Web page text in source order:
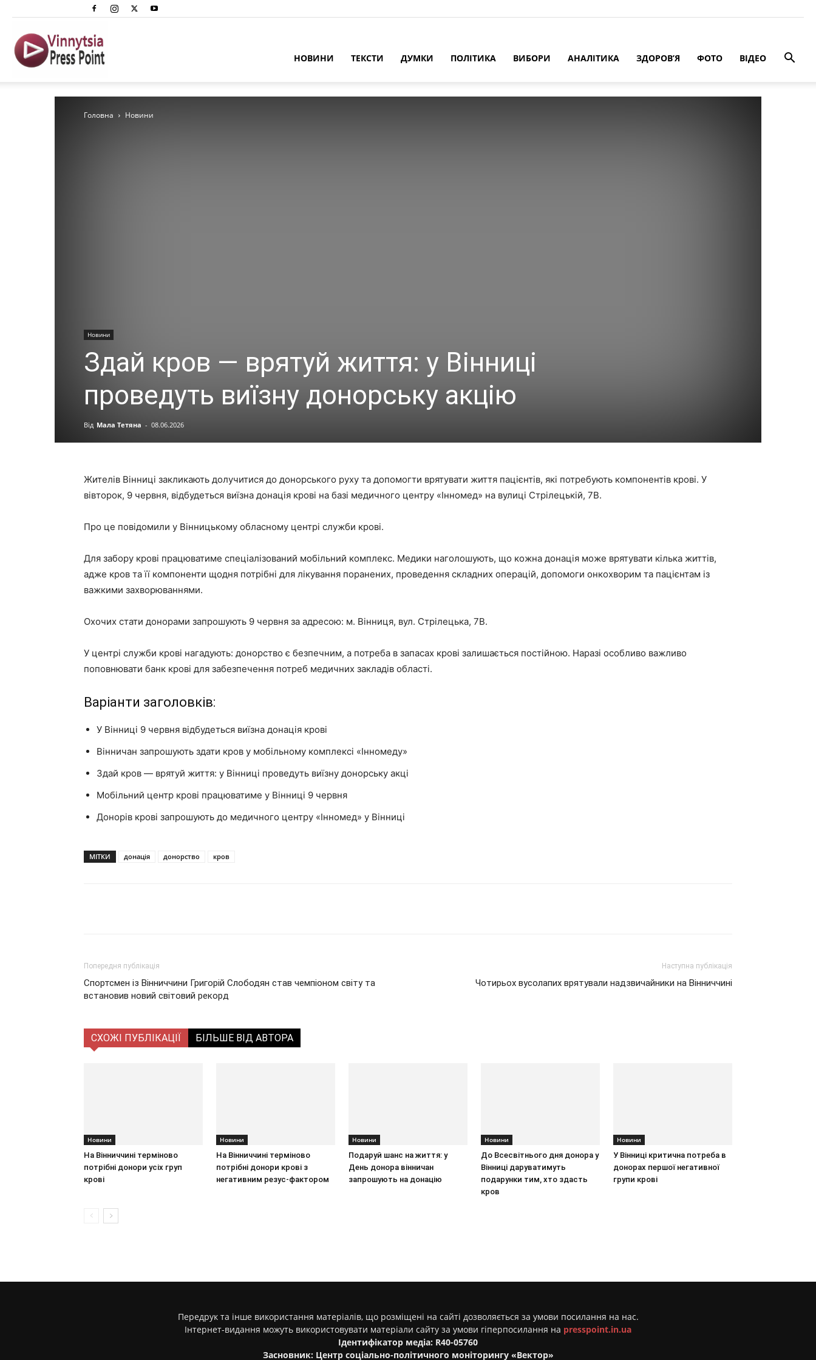
Преспоінт
НОВИНИ ТЕКСТИ ДУМКИ ПОЛІТИКА ВИБОРИ АНАЛІТИКА ЗДОРОВ’Я ФОТО ВІДЕО
Головна Новини
Новини
Здай кров — врятуй життя: у Вінниці
проведуть виїзну донорську акцію
Від Мала Тетяна - 08.06.2026
Жителів Вінниці закликають долучитися до донорського руху та допомогти врятувати життя пацієнтів, які потребують компонентів крові. У
вівторок, 9 червня, відбудеться виїзна донація крові на базі медичного центру «Інномед» на вулиці Стрілецькій, 7В.
Про це повідомили у Вінницькому обласному центрі служби крові.
Для забору крові працюватиме спеціалізований мобільний комплекс. Медики наголошують, що кожна донація може врятувати кілька життів,
адже кров та її компоненти щодня потрібні для лікування поранених, проведення складних операцій, допомоги онкохворим та пацієнтам із
важкими захворюваннями.
Охочих стати донорами запрошують 9 червня за адресою: м. Вінниця, вул. Стрілецька, 7В.
У центрі служби крові нагадують: донорство є безпечним, а потреба в запасах крові залишається постійною. Наразі особливо важливо
поповнювати банк крові для забезпечення потреб медичних закладів області.
Варіанти заголовків:
У Вінниці 9 червня відбудеться виїзна донація крові
Вінничан запрошують здати кров у мобільному комплексі «Інномеду»
Здай кров — врятуй життя: у Вінниці проведуть виїзну донорську акці
Мобільний центр крові працюватиме у Вінниці 9 червня
Донорів крові запрошують до медичного центру «Інномед» у Вінниці
МІТКИ донація донорство кров
Попередня публікація
Спортсмен із Вінниччини Григорій Слободян став чемпіоном світу та
встановив новий світовий рекорд
Наступна публікація
Чотирьох вусолапих врятували надзвичайники на Вінниччині
СХОЖІ ПУБЛІКАЦІЇ БІЛЬШЕ ВІД АВТОРА
Новини
На Вінниччині терміново
потрібні донори усіх груп
крові
Новини
На Вінниччині терміново
потрібні донори крові з
негативним резус-фактором
Новини
Подаруй шанс на життя: у
День донора вінничан
запрошують на донацію
Новини
До Всесвітнього дня донора у
Вінниці даруватимуть
подарунки тим, хто здасть
кров
Новини
У Вінниці критична потреба в
донорах першої негативної
групи крові
Передрук та інше використання матеріалів, що розміщені на сайті дозволяється за умови посилання на нас.
Інтернет-видання можуть використовувати матеріали сайту за умови гіперпосилання на presspoint.in.ua
Ідентифікатор медіа: R40-05760
Засновник: Центр соціально-політичного моніторингу «Вектор»